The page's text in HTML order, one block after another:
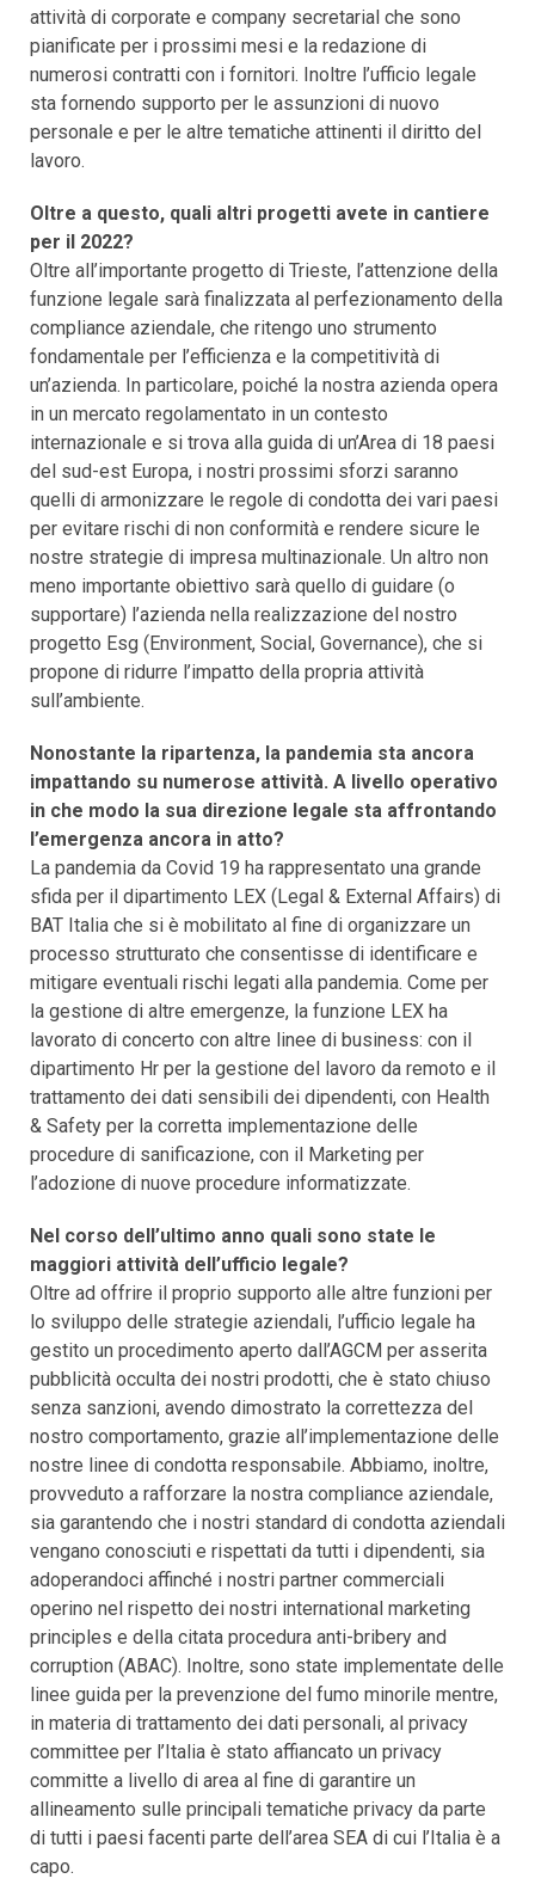
attività di corporate e company secretarial che sono
pianificate per i prossimi mesi e la redazione di
numerosi contratti con i fornitori. Inoltre l’ufficio legale
sta fornendo supporto per le assunzioni di nuovo
personale e per le altre tematiche attinenti il diritto del
lavoro.
Oltre a questo, quali altri progetti avete in cantiere
per il 2022?
Oltre all’importante progetto di Trieste, l’attenzione della
funzione legale sarà finalizzata al perfezionamento della
compliance aziendale, che ritengo uno strumento
fondamentale per l’efficienza e la competitività di
un’azienda. In particolare, poiché la nostra azienda opera
in un mercato regolamentato in un contesto
internazionale e si trova alla guida di un’Area di 18 paesi
del sud-est Europa, i nostri prossimi sforzi saranno
quelli di armonizzare le regole di condotta dei vari paesi
per evitare rischi di non conformità e rendere sicure le
nostre strategie di impresa multinazionale. Un altro non
meno importante obiettivo sarà quello di guidare (o
supportare) l’azienda nella realizzazione del nostro
progetto Esg (Environment, Social, Governance), che si
propone di ridurre l’impatto della propria attività
sull’ambiente.
Nonostante la ripartenza, la pandemia sta ancora
impattando su numerose attività. A livello operativo
in che modo la sua direzione legale sta affrontando
l’emergenza ancora in atto?
La pandemia da Covid 19 ha rappresentato una grande
sfida per il dipartimento LEX (Legal & External Affairs) di
BAT Italia che si è mobilitato al fine di organizzare un
processo strutturato che consentisse di identificare e
mitigare eventuali rischi legati alla pandemia. Come per
la gestione di altre emergenze, la funzione LEX ha
lavorato di concerto con altre linee di business: con il
dipartimento Hr per la gestione del lavoro da remoto e il
trattamento dei dati sensibili dei dipendenti, con Health
& Safety per la corretta implementazione delle
procedure di sanificazione, con il Marketing per
l’adozione di nuove procedure informatizzate.
Nel corso dell’ultimo anno quali sono state le
maggiori attività dell’ufficio legale?
Oltre ad offrire il proprio supporto alle altre funzioni per
lo sviluppo delle strategie aziendali, l’ufficio legale ha
gestito un procedimento aperto dall’AGCM per asserita
pubblicità occulta dei nostri prodotti, che è stato chiuso
senza sanzioni, avendo dimostrato la correttezza del
nostro comportamento, grazie all’implementazione delle
nostre linee di condotta responsabile. Abbiamo, inoltre,
provveduto a rafforzare la nostra compliance aziendale,
sia garantendo che i nostri standard di condotta aziendali
vengano conosciuti e rispettati da tutti i dipendenti, sia
adoperandoci affinché i nostri partner commerciali
operino nel rispetto dei nostri international marketing
principles e della citata procedura anti-bribery and
corruption (ABAC). Inoltre, sono state implementate delle
linee guida per la prevenzione del fumo minorile mentre,
in materia di trattamento dei dati personali, al privacy
committee per l’Italia è stato affiancato un privacy
committe a livello di area al fine di garantire un
allineamento sulle principali tematiche privacy da parte
di tutti i paesi facenti parte dell’area SEA di cui l’Italia è a
capo.